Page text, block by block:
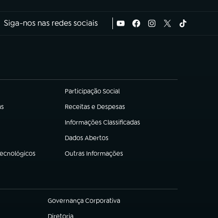
Siga-nos nas redes sociais
Participação Social
(abre em nova aba)
Receitas e Despesas
(abre em nova aba)
Informações Classificadas
(abre em nova aba)
Dados Abertos
(abre em nova aba)
Outras Informações
(abre em nova aba)
Governança Corporativa
(abre em nova aba)